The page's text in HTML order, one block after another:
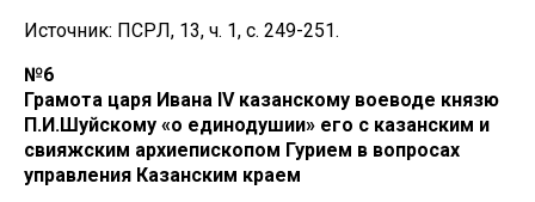
Источник: ПСРЛ, 13, ч. 1, с. 249-251.
№6
Грамота царя Ивана IV казанскому воеводе князю
П.И.Шуйскому «о единодушии» его с казанским и
свияжским архиепископом Гурием в вопросах
управления Казанским краем